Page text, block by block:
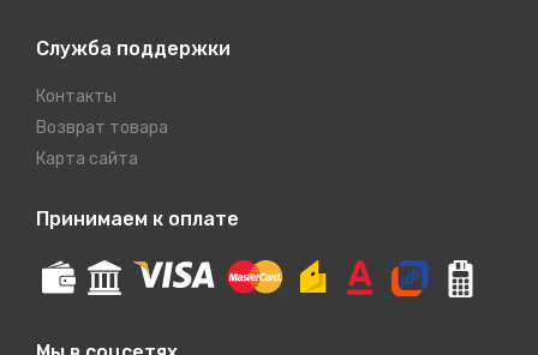
Служба поддержки
Контакты
Возврат товара
Карта сайта
Принимаем к оплате